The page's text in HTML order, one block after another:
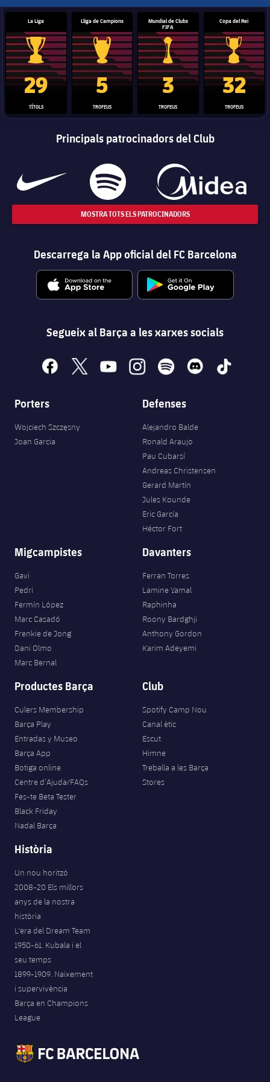
La Liga
Trofeu de la Liga
29
TÍTOLS
Lliga de Campions
Trofeu de la Lliga de Campions
5
TROFEUS
Mundial de Clubs
FIFA
Trofeu del Mundial de Clubs
3
TROFEUS
Copa del Rei
Copa del
32
TROFEUS
Principals patrocinadors del Club
MOSTRA TOTS ELS PATROCINADORS
Descarrega la App oficial del FC Barcelona
Segueix al Barça a les xarxes socials
facebook
x youtubeinstagramspotify discord tiktok
Porters
Wojciech Szczęsny
Joan Garcia
Defenses
Alejandro Balde
Ronald Araujo
Pau Cubarsí
Andreas Christensen
Gerard Martín
Jules Kounde
Eric García
Héctor Fort
Migcampistes
Gavi
Pedri
Fermín López
Marc Casadó
Frenkie de Jong
Dani Olmo
Marc Bernal
Davanters
Ferran Torres
Lamine Yamal
Raphinha
Roony Bardghji
Anthony Gordon
Karim Adeyemi
Productes Barça
Culers Membership
Barça Play
Entradas y Museo
Barça App
Botiga online
Centre d’Ajuda/FAQs
Fes-te Beta Tester
Black Friday
Nadal Barça
Club
Spotify Camp Nou
Canal ètic
Escut
Himne
Treballa a les Barça
Stores
Història
Un nou horitzó
2008-20 Els millors
anys de la nostra
història
L'era del Dream Team
1950-61. Kubala i el
seu temps
1899-1909. Naixement
i supervivència
Barça en Champions
League